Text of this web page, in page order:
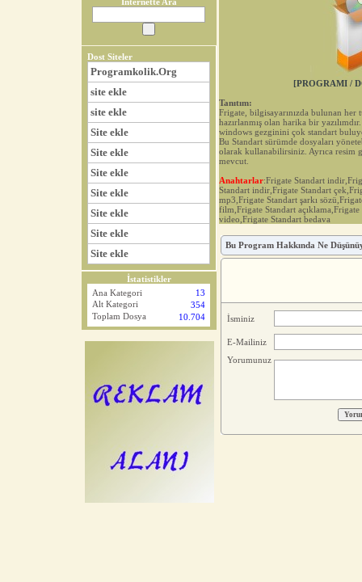
Dost Siteler
Programkolik.Org
site ekle
site ekle
Site ekle
Site ekle
Site ekle
Site ekle
Site ekle
Site ekle
Site ekle
İstatistikler
Ana Kategori
13
Alt Kategori
354
Toplam Dosya 10.704
[PROGRAMI /
Tanıtım:
Frigate, bilgisayarınızda bulunan
hazırlanmış olan harika bir
windows gezginini çok standart
Bu Standart sürümde dosyaları
olarak kullanabilirsiniz. Ayrıca resim
mevcut.
Anahtarlar:Frigate Standart
Standart indir,Frigate Standart
mp3,Frigate Standart şarkı
film,Frigate Standart
video,Frigate Standart bedava
Bu Program Hakkında Ne
İsminiz
E-Mailiniz
Yorumunuz